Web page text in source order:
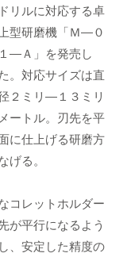
ドリルに対応する卓
上型研磨機「Ｍ―０
１―Ａ」を発売し
。対応サイズは直
２ミリ―１３ミリ
メートル。刃先を平
に仕上げる研磨方
る。
コレットホルダー
が平行になるよう
、安定した精度の